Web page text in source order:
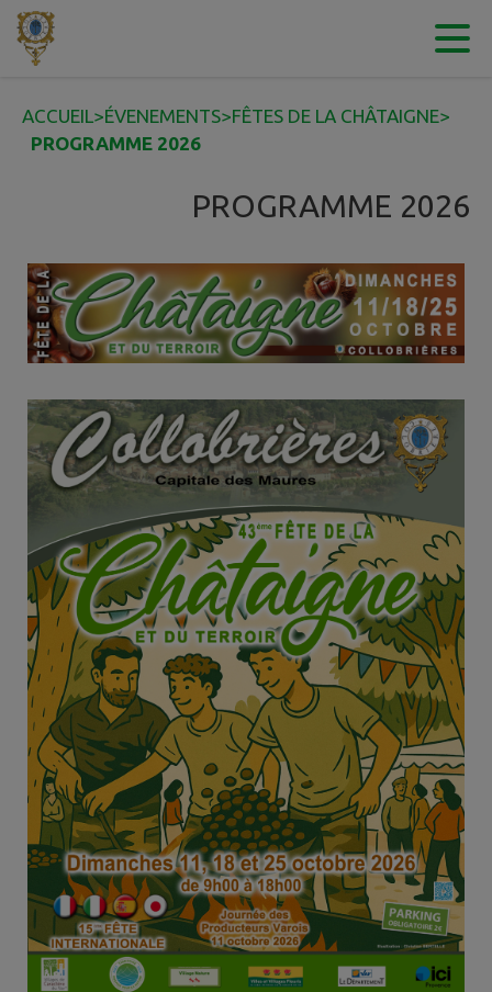
Contenu
ACCUEIL>ÉVENEMENTS>FÊTES DE LA CHÂTAIGNE>
PROGRAMME 2026
PROGRAMME 2026